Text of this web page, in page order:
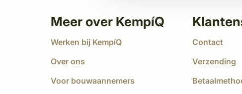
Meer over KempíQ
Werken bij KempíQ
Over ons
Voor bouwaannemers
Contact
Verzending